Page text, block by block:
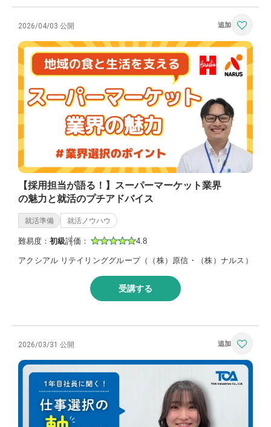
2026/04/03 公開
【採用担当が語る！】スーパーマーケット業界
の魅力と就活のプチアドバイス
就活準備 就活ノウハウ
難易度： 初級評価： 4.8
アクシアル リテイリンググループ（（株）原信・（株）ナルス）
受講する
2026/03/31 公開